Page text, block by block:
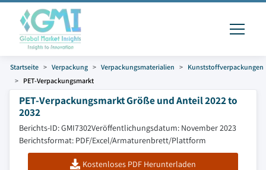
Startseite Verpackung Verpackungsmaterialien
Kunststoffverpackungen
PET-Verpackungsmarkt
PET-Verpackungsmarkt Größe und Anteil 2022 to
2032
Berichts-ID: GMI7302Veröffentlichungsdatum: November 2023
Berichtsformat: PDF/Excel/Armaturenbrett/Plattform
Kostenloses PDF Herunterladen